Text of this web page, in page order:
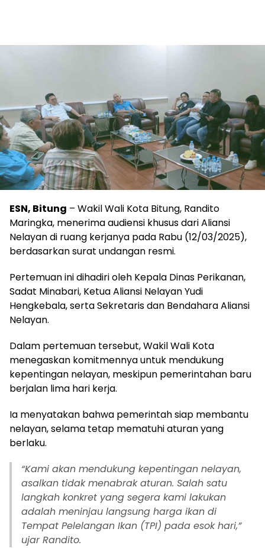
ESN, Bitung – Wakil Wali Kota Bitung, Randito
Maringka, menerima audiensi khusus dari Aliansi
Nelayan di ruang kerjanya pada Rabu (12/03/2025),
berdasarkan surat undangan resmi.
Pertemuan ini dihadiri oleh Kepala Dinas Perikanan,
Sadat Minabari, Ketua Aliansi Nelayan Yudi
Hengkebala, serta Sekretaris dan Bendahara Aliansi
Nelayan.
Dalam pertemuan tersebut, Wakil Wali Kota
menegaskan komitmennya untuk mendukung
kepentingan nelayan, meskipun pemerintahan baru
berjalan lima hari kerja.
Ia menyatakan bahwa pemerintah siap membantu
nelayan, selama tetap mematuhi aturan yang
berlaku.
“Kami akan mendukung kepentingan nelayan,
asalkan tidak menabrak aturan. Salah satu
langkah konkret yang segera kami lakukan
adalah meninjau langsung harga ikan di
Tempat Pelelangan Ikan (TPI) pada esok hari,”
ujar Randito.